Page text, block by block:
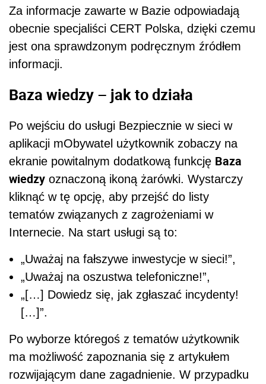
Za informacje zawarte w Bazie odpowiadają
obecnie specjaliści CERT Polska, dzięki czemu
jest ona sprawdzonym podręcznym źródłem
informacji.
Baza wiedzy – jak to działa
Po wejściu do usługi Bezpiecznie w sieci w
aplikacji mObywatel użytkownik zobaczy na
ekranie powitalnym dodatkową funkcję Baza
wiedzy oznaczoną ikoną żarówki. Wystarczy
kliknąć w tę opcję, aby przejść do listy
tematów związanych z zagrożeniami w
Internecie. Na start usługi są to:
„Uważaj na fałszywe inwestycje w sieci!”,
„Uważaj na oszustwa telefoniczne!”,
„[…] Dowiedz się, jak zgłaszać incydenty!
[…]”.
Po wyborze któregoś z tematów użytkownik
ma możliwość zapoznania się z artykułem
rozwijającym dane zagadnienie. W przypadku